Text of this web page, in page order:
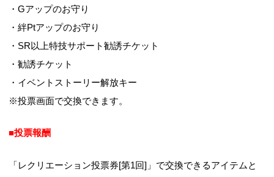
・Gアップのお守り
・絆Ptアップのお守り
・SR以上特技サポート勧誘チケット
・勧誘チケット
・イベントストーリー解放キー
※投票画面で交換できます。
■投票報酬
「レクリエーション投票券[第1回]」で交換できるアイテムと